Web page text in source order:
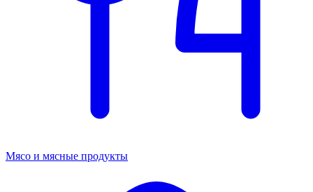
Мясо и мясные продукты